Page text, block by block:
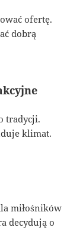
ofertę.
dobrą
tradycji.
klimat.
miłośników
decydują o